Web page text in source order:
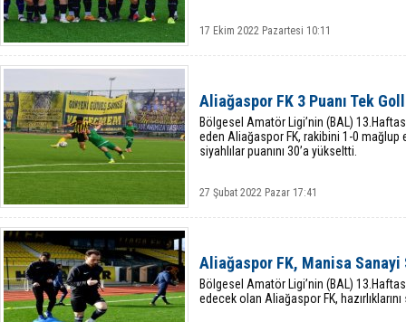
17 Ekim 2022 Pazartesi 10:11
Aliağaspor FK 3 Puanı Tek
Bölgesel Amatör Ligi’nin (BAL)
eden Aliağaspor FK, rakibini 1-0 mağlup
siyahlılar puanını 30’a yükseltti.
27 Şubat 2022 Pazar 17:41
Aliağaspor FK, Manisa Sanayi
Bölgesel Amatör Ligi’nin (BAL)
edecek olan Aliağaspor FK,